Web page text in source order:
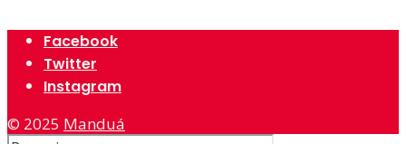
Facebook
Twitter
Instagram
© 2025 Manduá